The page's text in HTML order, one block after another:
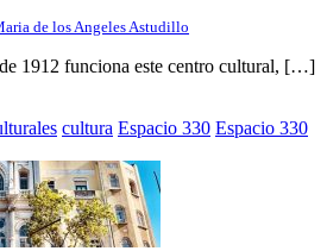
de los Angeles Astudillo
1912 funciona este centro cultural, […]
cultura Espacio 330 Espacio 330